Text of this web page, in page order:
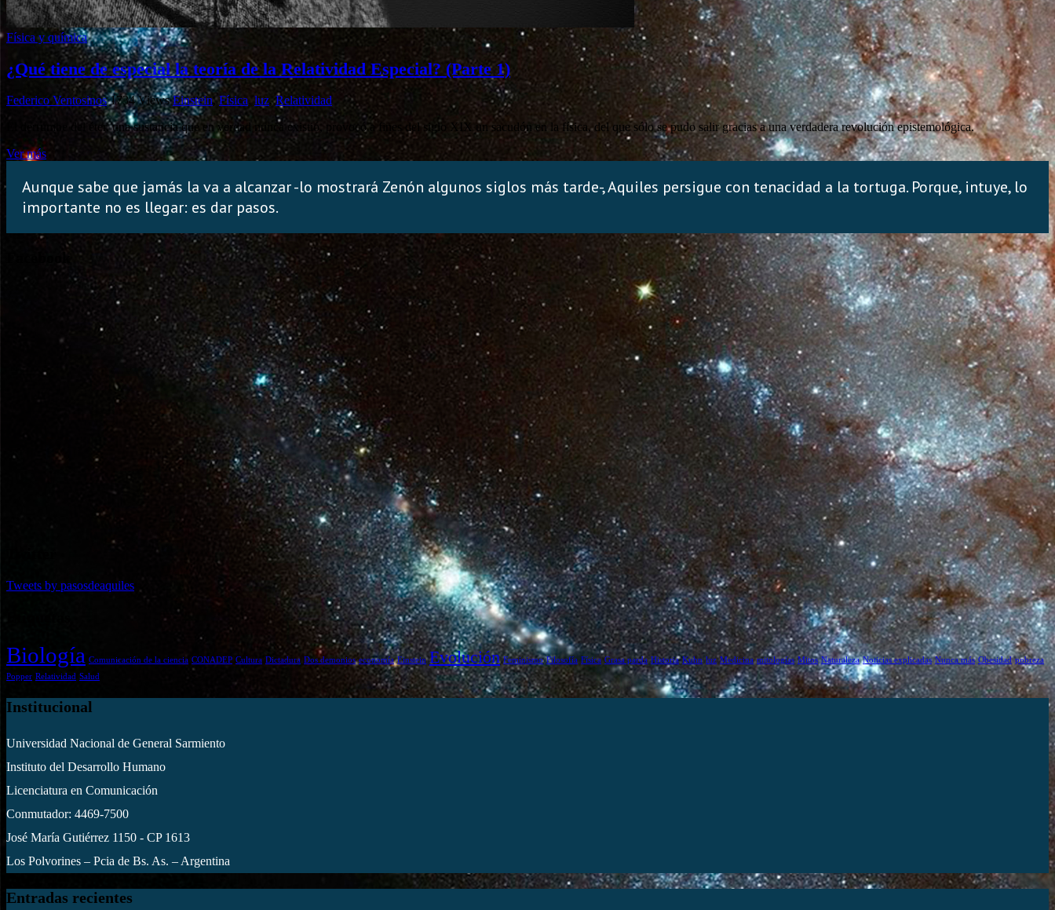
Física y química
¿Qué tiene de especial la teoría de la Relatividad Especial? (Parte 1)
Federico Ventosinos 1734 Views Einstein,Física, luz,Relatividad
El derrumbe del éter, una sustancia que en verdad nunca existió, provocó a fines del siglo XIX un sacudón en la física, del que sólo se pudo salir gracias a una verdadera revolución epistemológica.
Ver más
Aunque sabe que jamás la va a alcanzar -lo mostrará Zenón algunos siglos más tarde-, Aquiles persigue con tenacidad a la tortuga. Porque, intuye, lo
importante no es llegar: es dar pasos.
Tweets by pasosdeaquiles
Biología Comunicación de la ciencia CONADEP Cultura Dictadura Dos demonios economía Einstein Evolución Feminismo Filosofía Física Grasa parda Historia Kuhn luz Medicina mitologías Mitos Naturaleza Noticias explicadas Nunca más Obesidad pobreza
Popper Relatividad Salud
Institucional
Universidad Nacional de General Sarmiento
Instituto del Desarrollo Humano
Licenciatura en Comunicación
Conmutador: 4469-7500
José María Gutiérrez 1150 - CP 1613
Los Polvorines – Pcia de Bs. As. – Argentina
Entradas recientes